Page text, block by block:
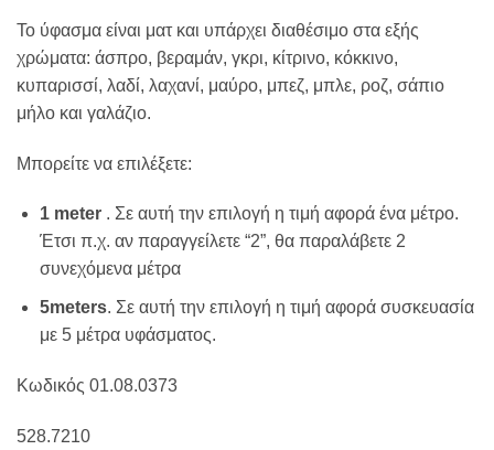
Το ύφασμα είναι ματ και υπάρχει διαθέσιμο στα εξής
χρώματα: άσπρο, βεραμάν, γκρι, κίτρινο, κόκκινο,
κυπαρισσί, λαδί, λαχανί, μαύρο, μπεζ, μπλε, ροζ, σάπιο
μήλο και γαλάζιο.
Μπορείτε να επιλέξετε:
1 meter. Σε αυτή την επιλογή η τιμή αφορά ένα μέτρο.
Έτσι π.χ. αν παραγγείλετε “2”, θα παραλάβετε 2
συνεχόμενα μέτρα
5meters. Σε αυτή την επιλογή η τιμή αφορά συσκευασία
με 5 μέτρα υφάσματος.
Κωδικός 01.08.0373
528.7210